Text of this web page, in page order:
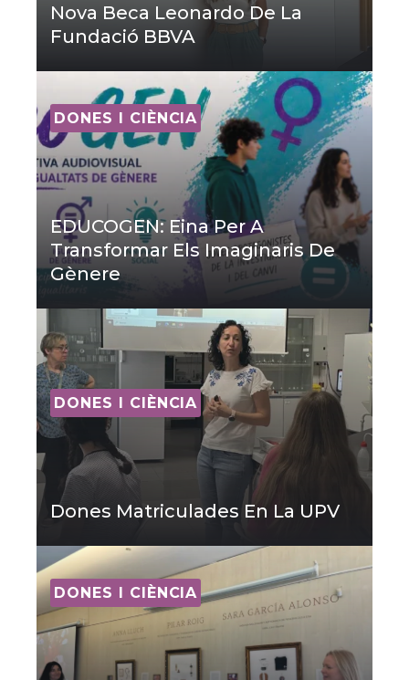
Nova Beca Leonardo De La
Fundació BBVA
DONES I CIÈNCIA
EDUCOGEN: Eina Per A
Transformar Els Imaginaris De
Gènere
DONES I CIÈNCIA
Dones Matriculades En La UPV
DONES I CIÈNCIA